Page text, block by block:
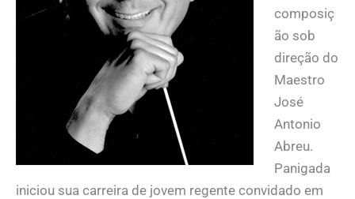
composiç
ão sob
direção do
Maestro
José
Antonio
Abreu.
Panigada
iniciou sua carreira de jovem regente convidado em